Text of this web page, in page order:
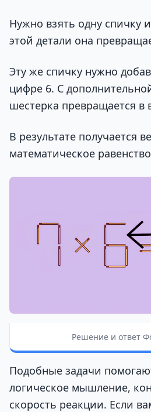
Нужно взять одну спичку
этой детали она
Эту же спичку нужно
цифре 6. С
шестерка превращается в
В результате получается
математическое
Решение и ответ
Подобные задачи
логическое мышление,
скорость реакции. Если